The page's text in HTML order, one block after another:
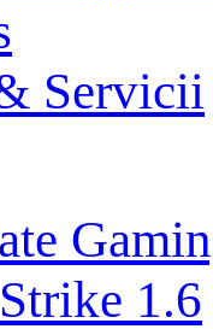
Servicii
1.6